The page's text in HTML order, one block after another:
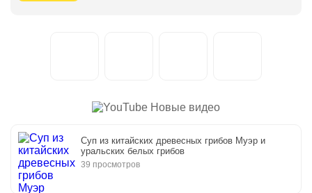
Новые видео
Суп из китайских древесных грибов Муэр и
уральских белых грибов
39 просмотров